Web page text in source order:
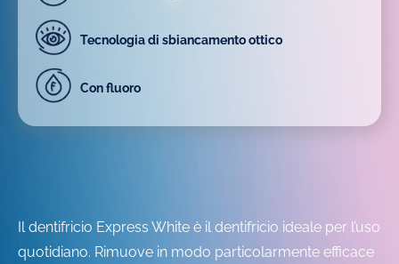
Tecnologia di sbiancamento ottico
Con fluoro
Il dentifricio Express White è il dentifricio ideale per l’uso
quotidiano. Rimuove in modo particolarmente efficace